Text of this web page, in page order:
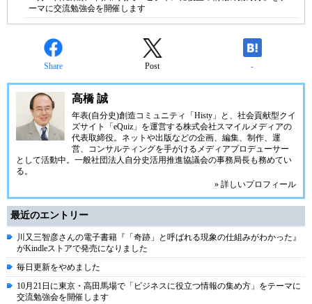
ーマに交流勉強会を開催します
Share Post -
高橋 誠
年表(自分史)創造コミュニティ「 Histy 」と、社会貢献型クイ
ズサイト「 eQuiz 」を運営する株式会社スマイルメディアの
代表取締役。ネットや出版などの企画、編集、制作、運
営、コンサルティングを手がけるメディアプロデューサー
として活動中。 一般社団法人自分史活用推進協議会の事務局長も務めてい
る。
» 詳しいプロフィール
最近のエントリー
川又三智彦さんの電子書籍『「奇跡」と呼ばれる現象の仕組みがわかった』
がKindleストアで発売になりました
毎日更新をやめました
10月21日に東京・高田馬場で「ビジネスに役立つ情報の集め方」をテーマに
交流勉強会を開催します